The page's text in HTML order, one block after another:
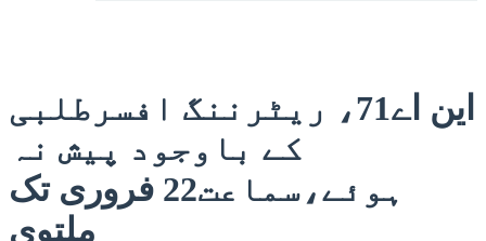
این اے71، ریٹرننگ افسرطلبی
کے باوجود پیش نہ
ہوئے،سماعت22 فروری تک
ملتوی